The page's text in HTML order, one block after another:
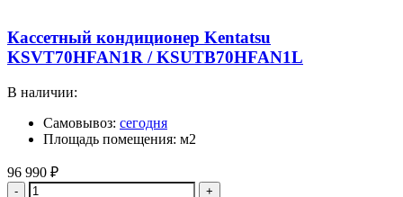
Кассетный кондиционер Kentatsu
KSVT70HFAN1R / KSUTB70HFAN1L
В наличии:
Самовывоз: сегодня
Площадь помещения: м2
96 990 ₽
Количество